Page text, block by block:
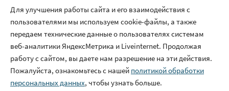
Политика обработки персональных данных
Размещение рекламы
Контакты
Для улучшения работы сайта и его взаимодействия с
пользователями мы используем cookie-файлы, а также
передаем технические данные о пользователях системам
веб-аналитики ЯндексМетрика и Liveinternet. Продолжая
работу с сайтом, вы даете нам разрешение на эти действия.
Пожалуйста, ознакомьтесь с нашей политикой обработки
персональных данных, чтобы узнать больше.